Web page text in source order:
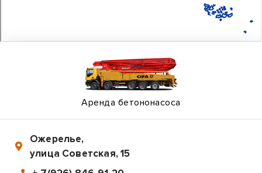
Аренда бетононасоса
Ожерелье,
улица Советская, 15